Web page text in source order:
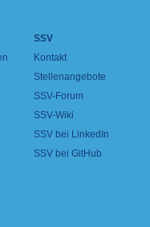
SSV
Kontakt
Stellenangebote
SSV-Forum
SSV-Wiki
SSV bei LinkedIn
SSV bei GitHub